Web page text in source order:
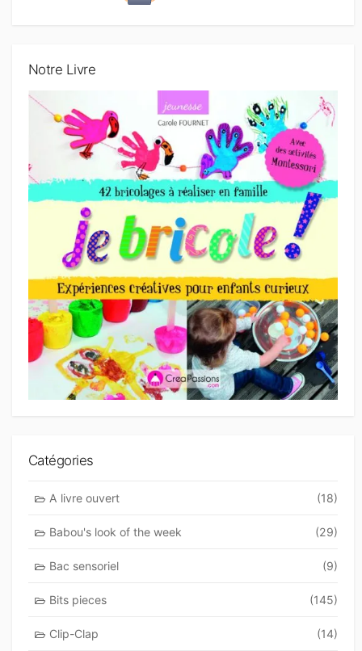
Notre Livre
Catégories
A livre ouvert (18)
Babou's look of the week (29)
Bac sensoriel (9)
Bits pieces (145)
Clip-Clap (14)